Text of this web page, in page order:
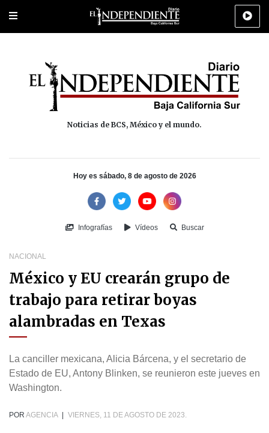
Portada Los Cabos Policiaca Deportes Cultura
Noticias de BCS, México y el mundo.
Hoy es sábado, 8 de agosto de 2026
Infografías Vídeos Buscar
NACIONAL
México y EU crearán grupo de
trabajo para retirar boyas
alambradas en Texas
La canciller mexicana, Alicia Bárcena, y el secretario de
Estado de EU, Antony Blinken, se reunieron este jueves en
Washington.
POR AGENCIA VIERNES, 11 DE AGOSTO DE 2023.